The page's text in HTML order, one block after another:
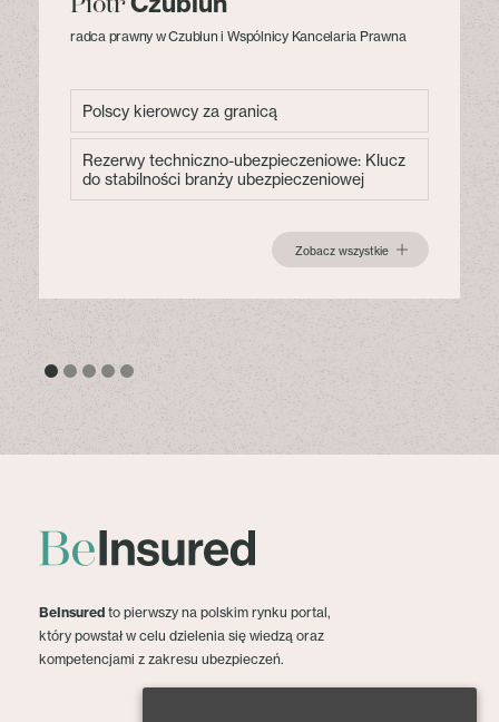
radca prawny w Czublun i Wspólnicy Kancelaria Prawna
Polscy kierowcy za granicą
Rezerwy techniczno-ubezpieczeniowe: Klucz
do stabilności branży ubezpieczeniowej
Zobacz wszystkie
BeInsured to pierwszy na polskim rynku portal,
który powstał w celu dzielenia się wiedzą oraz
kompetencjami z zakresu ubezpieczeń.